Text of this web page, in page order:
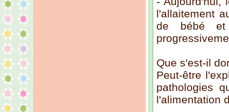
l'allaitement
de bébé et
Que s'est-il
Peut-être
pathologies
l'alimentation